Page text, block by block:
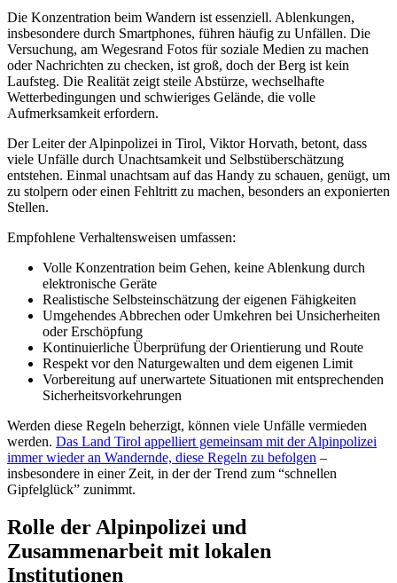
Die Konzentration beim Wandern ist essenziell. Ablenkungen,
insbesondere durch Smartphones, führen häufig zu Unfällen. Die
Versuchung, am Wegesrand Fotos für soziale Medien zu machen
oder Nachrichten zu checken, ist groß, doch der Berg ist kein
Laufsteg. Die Realität zeigt steile Abstürze, wechselhafte
Wetterbedingungen und schwieriges Gelände, die volle
Aufmerksamkeit erfordern.
Der Leiter der Alpinpolizei in Tirol, Viktor Horvath, betont, dass
viele Unfälle durch Unachtsamkeit und Selbstüberschätzung
entstehen. Einmal unachtsam auf das Handy zu schauen, genügt, um
zu stolpern oder einen Fehltritt zu machen, besonders an exponierten
Stellen.
Empfohlene Verhaltensweisen umfassen:
Volle Konzentration beim Gehen, keine Ablenkung durch
elektronische Geräte
Realistische Selbsteinschätzung der eigenen Fähigkeiten
Umgehendes Abbrechen oder Umkehren bei Unsicherheiten
oder Erschöpfung
Kontinuierliche Überprüfung der Orientierung und Route
Respekt vor den Naturgewalten und dem eigenen Limit
Vorbereitung auf unerwartete Situationen mit entsprechenden
Sicherheitsvorkehrungen
Werden diese Regeln beherzigt, können viele Unfälle vermieden
werden. Das Land Tirol appelliert gemeinsam mit der Alpinpolizei
immer wieder an Wandernde, diese Regeln zu befolgen –
insbesondere in einer Zeit, in der der Trend zum “schnellen
Gipfelglück” zunimmt.
Rolle der Alpinpolizei und
Zusammenarbeit mit lokalen
Institutionen